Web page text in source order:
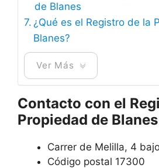
de Blanes
¿Qué es el Registro de la
Blanes?
Ver Más
Contacto con el
Propiedad de Blanes
Carrer de Melilla, 4
Código postal 17300